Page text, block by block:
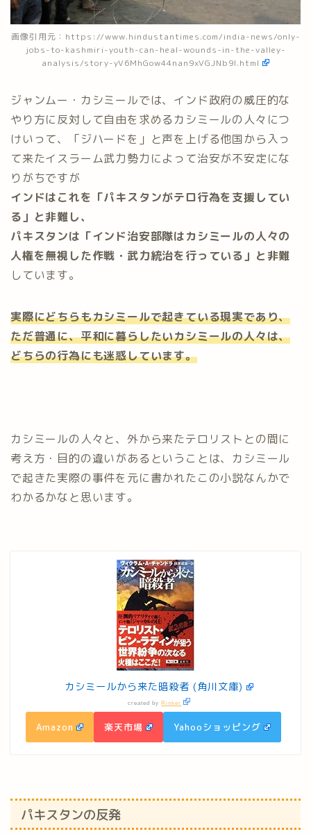
画像引用元： https://www.hindustantimes.com/india-news/only-
jobs-to-kashmiri-youth-can-heal-wounds-in-the-valley-
analysis/story-yV6MhGow44nan9xVGJNb9I.html
ジャンムー・カシミールでは、インド政府の威圧的な
やり方に反対して自由を求めるカシミールの人々につ
けいって、「ジハードを」と声を上げる他国から入っ
て来たイスラーム武力勢力によって治安が不安定にな
りがちですが
インドはこれを「パキスタンがテロ行為を支援してい
る」と非難し、
パキスタンは「インド治安部隊はカシミールの人々の
人権を無視した作戦・武力統治を行っている」と非難
しています。
実際にどちらもカシミールで起きている現実であり、
ただ普通に、平和に暮らしたいカシミールの人々は、
どちらの行為にも迷惑しています。
カシミールの人々と、外から来たテロリストとの間に
考え方・目的の違いがあるということは、カシミール
で起きた実際の事件を元に書かれたこの小説なんかで
わかるかなと思います。
カシミールから来た暗殺者 (角川文庫)
created by Rinker
Amazon 楽天市場 Yahooショッピング
パキスタンの反発